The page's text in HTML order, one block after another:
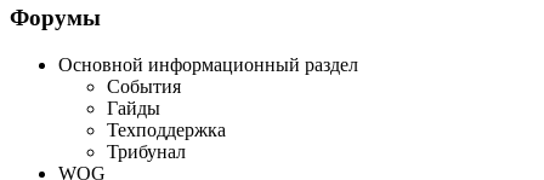
Форумы
Основной информационный раздел
События
Гайды
Техподдержка
Трибунал
WOG